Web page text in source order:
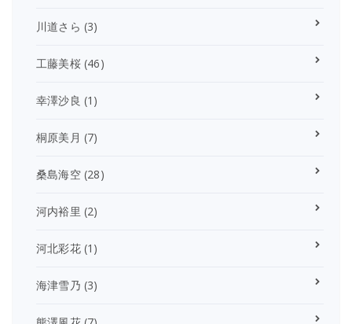
川道さら (3)
工藤美桜(46)
幸澤沙良 (1)
桐原美月 (7)
桑島海空(28)
河内裕里 (2)
河北彩花(1)
海津雪乃 (3)